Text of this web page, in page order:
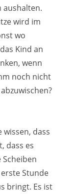
aushalten.
wird im
wo
Kind an
wenn
noch nicht
wissen, dass
dass es
Stunde
bringt. Es ist